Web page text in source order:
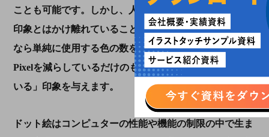
ことも可能です。しかし、人々が考えているドット絵の
印象とはかけ離れていることが多いのが現状です。なぜ
なら単純に使用する色の数を減らし、画像を構成する
Pixelを減らしているだけのものが多く、「画像が荒れて
いる」印象を与えます。
ドット絵はコンピュターの性能や機能の制限の中で生ま